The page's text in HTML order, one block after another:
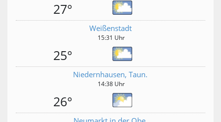
27°
Weißenstadt
15:31 Uhr
25°
Niedernhausen, Taun.
14:38 Uhr
26°